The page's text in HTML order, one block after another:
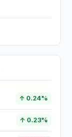
↑ 0.24%
↑ 0.23%